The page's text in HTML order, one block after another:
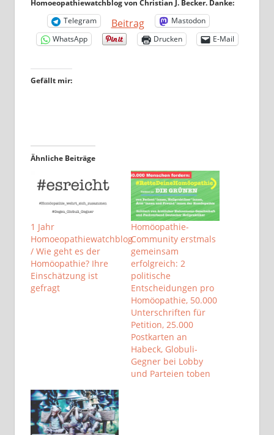
Homoeopathiewatchblog von Christian J. Becker. Danke:
Telegram
Beitrag
Mastodon
WhatsApp
Drucken E-Mail
Gefällt mir:
Ähnliche Beiträge
1 Jahr
Homoeopathiewatchblog
/ Wie geht es der
Homöopathie? Ihre
Einschätzung ist
gefragt
Homöopathie-
Community erstmals
gemeinsam
erfolgreich: 2
politische
Entscheidungen pro
Homöopathie, 50.000
Unterschriften für
Petition, 25.000
Postkarten an
Habeck, Globuli-
Gegner bei Lobby
und Parteien toben